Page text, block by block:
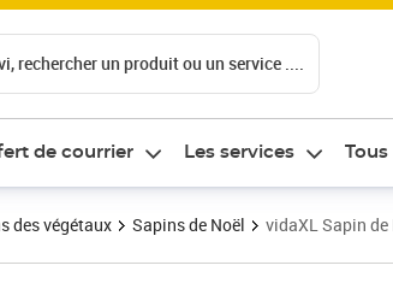
rechercher un produit ou un service ....
de courrier Les services
des végétaux Sapins de Noël vidaXL Sapin